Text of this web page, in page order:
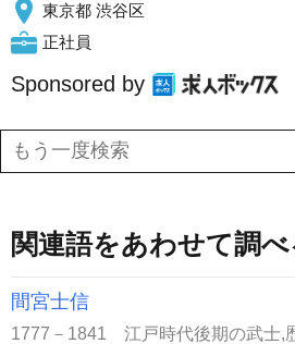
東京都 渋谷区
正社員
Sponsored by
関連語をあわせて調べ
間宮士信
1777－1841 江戸時代後期の武士,